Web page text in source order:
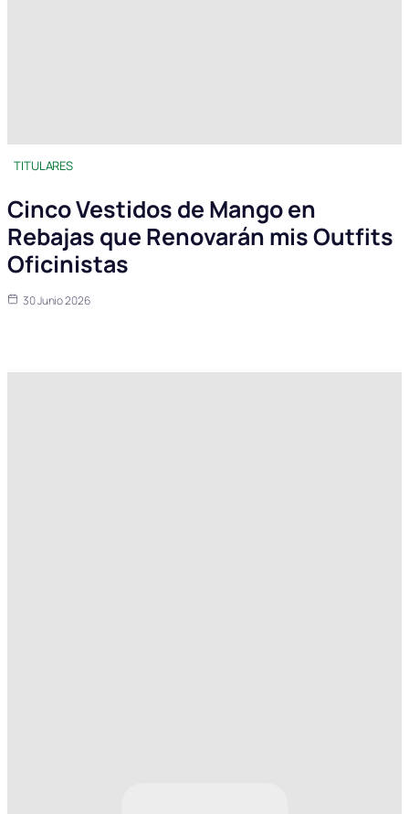
TITULARES
Cinco Vestidos de Mango en
Rebajas que Renovarán mis Outfits
Oficinistas
30 Junio 2026